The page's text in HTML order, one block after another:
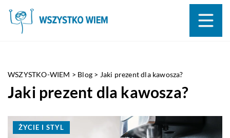
WSZYSTKO-WIEM > Blog > Jaki prezent dla kawosza?
Jaki prezent dla kawosza?
ŻYCIE I STYL